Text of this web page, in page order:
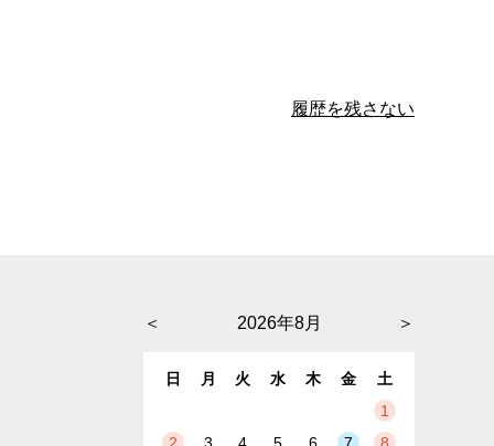
履歴を残さない
＜ ＞
2026年8月
日 月 火 水 木 金
土
1